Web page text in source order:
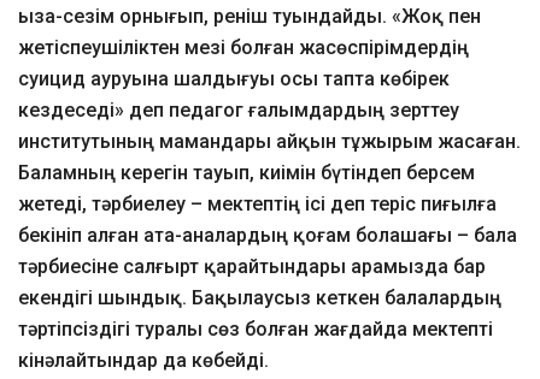
ыза-сезім орнығып, реніш туындайды. «Жоқ пен
жетіспеушіліктен мезі болған жасөспірімдердің
суицид ауруына шалдығуы осы тапта көбірек
кездеседі» деп педагог ғалымдардың зерттеу
институтының мамандары айқын тұжырым жасаған.
Баламның керегін тауып, киімін бүтіндеп берсем
жетеді, тәрбиелеу – мектептің ісі деп теріс пиғылға
бекініп алған ата-аналардың қоғам болашағы – бала
тәрбиесіне салғырт қарайтындары арамызда бар
екендігі шындық. Бақылаусыз кеткен балалардың
тәртіпсіздігі туралы сөз болған жағдайда мектепті
кінәлайтындар да көбейді.